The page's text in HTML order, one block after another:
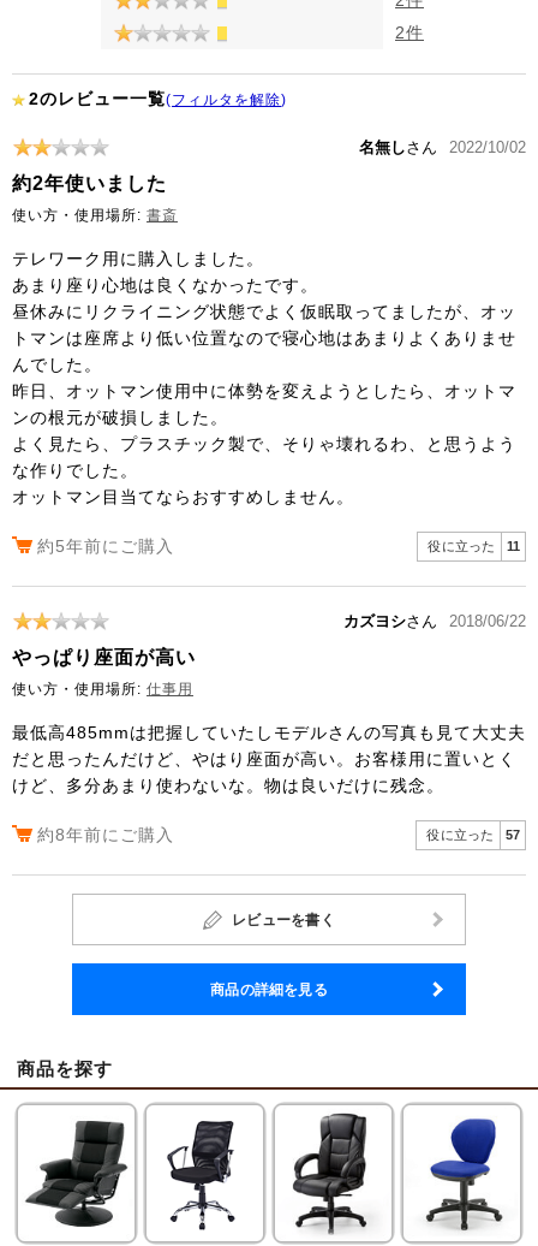
2件
2のレビュー一覧(フィルタを解除)
名無しさん 2022/10/02
約2年使いました
使い方・使用場所: 書斎
テレワーク用に購入しました。
あまり座り心地は良くなかったです。
昼休みにリクライニング状態でよく仮眠取ってましたが、オッ
トマンは座席より低い位置なので寝心地はあまりよくありませ
んでした。
昨日、オットマン使用中に体勢を変えようとしたら、オットマ
ンの根元が破損しました。
よく見たら、プラスチック製で、そりゃ壊れるわ、と思うよう
な作りでした。
オットマン目当てならおすすめしません。
約5年前にご購入 役に立った 11
カズヨシさん 2018/06/22
やっぱり座面が高い
使い方・使用場所: 仕事用
最低高485mmは把握していたしモデルさんの写真も見て大丈夫
だと思ったんだけど、やはり座面が高い。お客様用に置いとく
けど、多分あまり使わないな。物は良いだけに残念。
約8年前にご購入 役に立った 57
レビューを書く
商品の詳細を見る
商品を探す